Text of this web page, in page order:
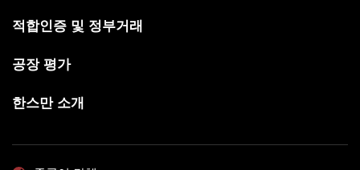
적합인증 및 정부거래
공장 평가
한스만 소개